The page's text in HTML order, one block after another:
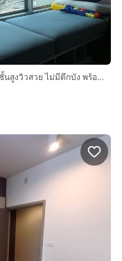
ขายคอนโด Supalai Veranda พระราม 9 ชั้น 29 ชั้นสูงวิวสวย ไม่มีตึกบัง พร้อมเข้าอยู่ ทำเลดีใกล้ MRT พระราม9